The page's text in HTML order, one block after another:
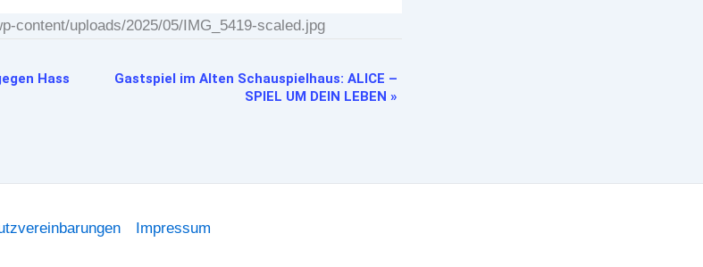
content/uploads/2025/05/IMG_5419-scaled.jpg
Hass
Gastspiel im Alten Schauspielhaus: ALICE –
SPIEL UM DEIN LEBEN »
Impressum